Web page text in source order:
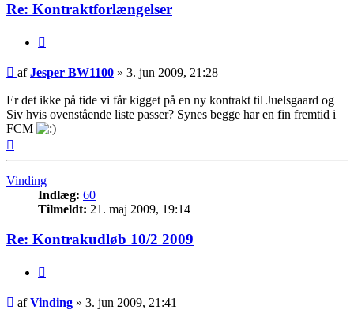
Re: Kontraktforlængelser
Indlæg
afJesper BW1100 » 3. jun 2009, 21:28
Er det ikke på tide vi får kigget på en ny kontrakt til Juelsgaard og
Siv hvis ovenstående liste passer? Synes begge har en fin fremtid i
FCM
Vinding
Indlæg: 60
Tilmeldt: 21. maj 2009, 19:14
Re: Kontrakudløb 10/2 2009
Indlæg
afVinding » 3. jun 2009, 21:41